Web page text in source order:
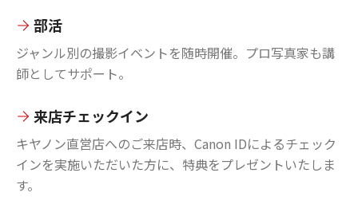
部活
ジャンル別の撮影イベントを随時開催。プロ写真家も講
師としてサポート。
来店チェックイン
キヤノン直営店へのご来店時、Canon IDによるチェック
インを実施いただいた方に、特典をプレゼントいたしま
す。